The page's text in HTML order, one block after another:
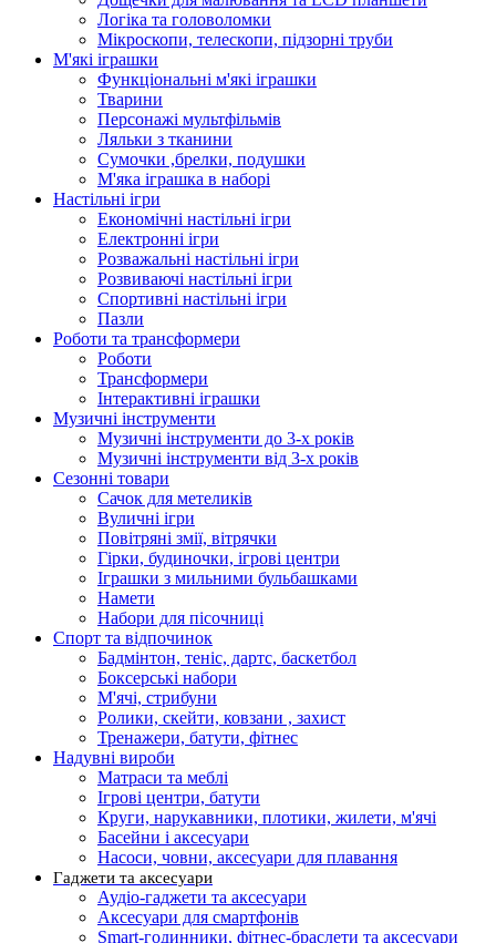
Логіка та головоломки
Мікроскопи, телескопи, підзорні труби
М'які іграшки
Функціональні м'які іграшки
Тварини
Персонажі мультфільмів
Ляльки з тканини
Сумочки ,брелки, подушки
М'яка іграшка в наборі
Настільні ігри
Економічні настільні ігри
Електронні ігри
Розважальні настільні ігри
Розвиваючі настільні ігри
Спортивні настільні ігри
Пазли
Роботи та трансформери
Роботи
Трансформери
Інтерактивні іграшки
Музичні інструменти
Музичні інструменти до 3-х років
Музичні інструменти від 3-х років
Сезонні товари
Сачок для метеликів
Вуличні ігри
Повітряні змії, вітрячки
Гірки, будиночки, ігрові центри
Іграшки з мильними бульбашками
Намети
Набори для пісочниці
Спорт та відпочинок
Бадмінтон, теніс, дартс, баскетбол
Боксерські набори
М'ячі, стрибуни
Ролики, скейти, ковзани , захист
Тренажери, батути, фітнес
Надувні вироби
Матраси та меблі
Ігрові центри, батути
Круги, нарукавники, плотики, жилети, м'ячі
Басейни і аксесуари
Насоси, човни, аксесуари для плавання
Гаджети та аксесуари
Аудіо-гаджети та аксесуари
Аксесуари для смартфонів
Smart-годинники, фітнес-браслети та аксесуари